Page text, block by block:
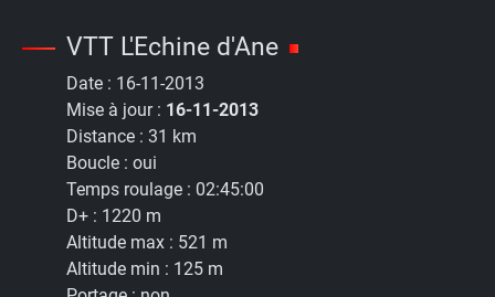
VTT L'Echine d'Ane
Date : 16-11-2013
Mise à jour : 16-11-2013
Distance : 31 km
Boucle : oui
Temps roulage : 02:45:00
D+ : 1220 m
Altitude max : 521 m
Altitude min : 125 m